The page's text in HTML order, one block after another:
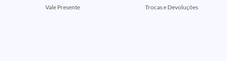
Vale Presente
Trocas e Devoluções